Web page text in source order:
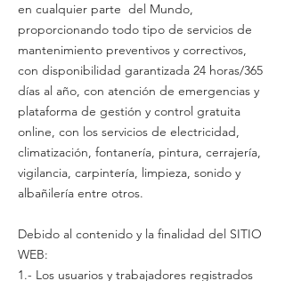
en cualquier parte del Mundo,
proporcionando todo tipo de servicios de
mantenimiento preventivos y correctivos,
con disponibilidad garantizada 24 horas/365
días al año, con atención de emergencias y
plataforma de gestión y control gratuita
online, con los servicios de electricidad,
climatización, fontanería, pintura, cerrajería,
vigilancia, carpintería, limpieza, sonido y
albañilería entre otros.
Debido al contenido y la finalidad del SITIO
WEB:
1.- Los usuarios y trabajadores registrados